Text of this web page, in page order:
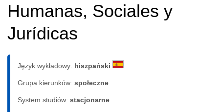
Humanas, Sociales y
Jurídicas
Język wykładowy: hiszpański
Grupa kierunków: społeczne
System studiów: sta­cjo­nar­ne